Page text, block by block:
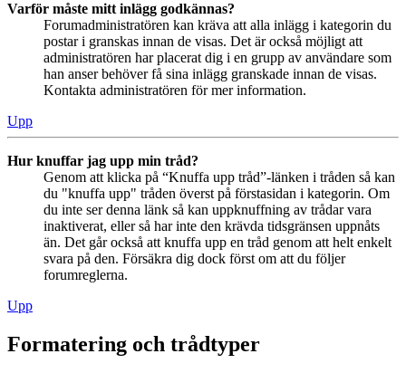
Varför måste mitt inlägg godkännas?
Forumadministratören kan kräva att alla inlägg i kategorin du
postar i granskas innan de visas. Det är också möjligt att
administratören har placerat dig i en grupp av användare som
han anser behöver få sina inlägg granskade innan de visas.
Kontakta administratören för mer information.
Upp
Hur knuffar jag upp min tråd?
Genom att klicka på “Knuffa upp tråd”-länken i tråden så kan
du "knuffa upp" tråden överst på förstasidan i kategorin. Om
du inte ser denna länk så kan uppknuffning av trådar vara
inaktiverat, eller så har inte den krävda tidsgränsen uppnåts
än. Det går också att knuffa upp en tråd genom att helt enkelt
svara på den. Försäkra dig dock först om att du följer
forumreglerna.
Upp
Formatering och trådtyper